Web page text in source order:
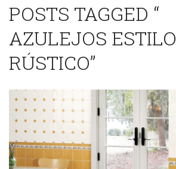
POSTS TAGGED “
AZULEJOS ESTILO
RÚSTICO”